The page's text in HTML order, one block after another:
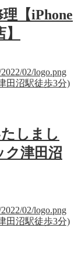
【iPhone
02/logo.png
田沼駅徒歩3分)
しまし
津田沼
02/logo.png
田沼駅徒歩3分)